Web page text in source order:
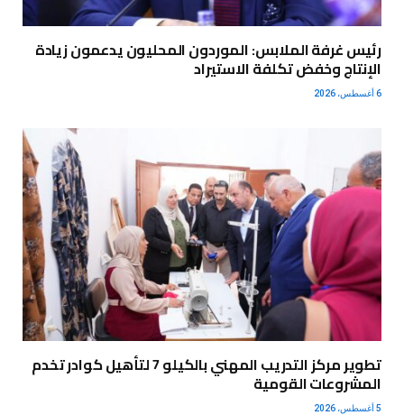
رئيس غرفة الملابس: الموردون المحليون يدعمون زيادة
الإنتاج وخفض تكلفة الاستيراد
6 أغسطس، 2026
تطوير مركز التدريب المهني بالكيلو 7 لتأهيل كوادر تخدم
المشروعات القومية
5 أغسطس، 2026